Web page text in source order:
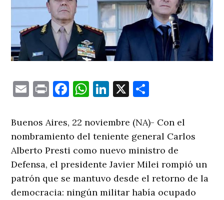
EmailPrintFacebook
WhatsApp
LinkedIn
X
Buenos Aires, 22 noviembre (NA)- Con el
nombramiento del teniente general Carlos
Alberto Presti como nuevo ministro de
Defensa, el presidente Javier Milei rompió un
patrón que se mantuvo desde el retorno de la
democracia: ningún militar había ocupado